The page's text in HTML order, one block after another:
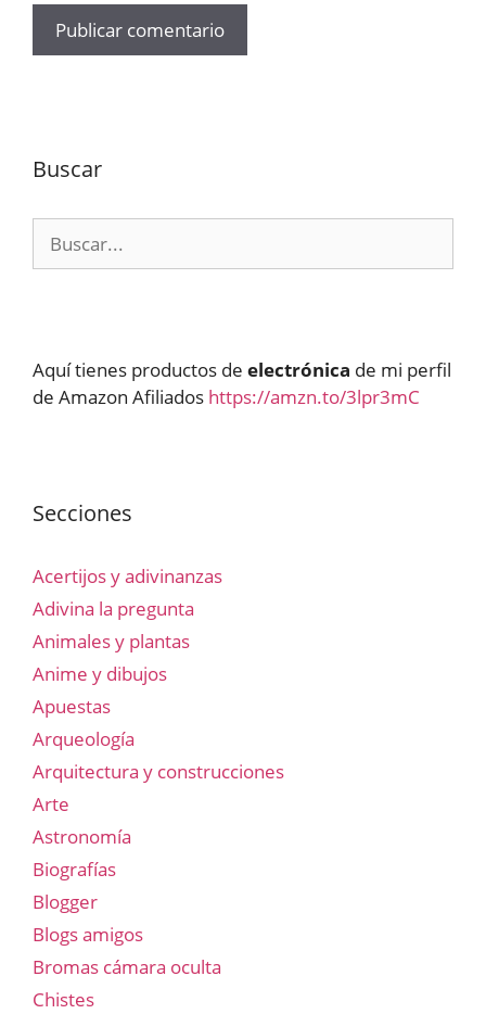
Buscar
Aquí tienes productos de electrónica de mi perfil
de Amazon Afiliados https://amzn.to/3lpr3mC
Secciones
Acertijos y adivinanzas
Adivina la pregunta
Animales y plantas
Anime y dibujos
Apuestas
Arqueología
Arquitectura y construcciones
Arte
Astronomía
Biografías
Blogger
Blogs amigos
Bromas cámara oculta
Chistes